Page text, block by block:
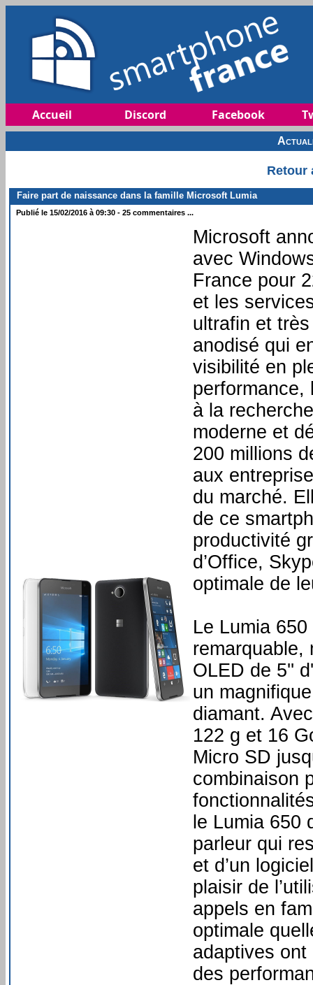
Accueil Discord Facebook
Retour
Faire part de naissance dans la famille Microsoft Lumia
Publié le 15/02/2016 à 09:30 - 25 commentaires ...
Microsoft
avec
France pour
et les
ultrafin et
anodisé qui
visibilité en
performance,
à la
moderne et
200 millions
aux
du marché.
de ce
productivité
d’Office,
optimale de
Le Lumia
remarquable,
OLED de 5''
un
diamant.
122 g et 16
Micro SD
combinaison
le Lumia 650
parleur qui
et d’un
plaisir de
appels en
optimale
adaptives
des